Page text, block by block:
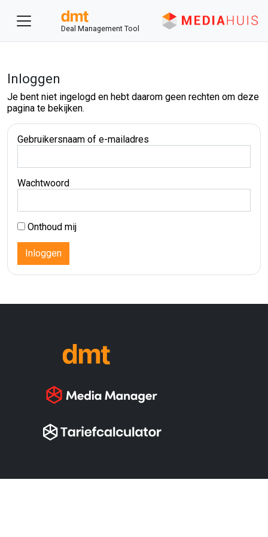
Deal Management Tool
Inloggen
Je bent niet ingelogd en hebt daarom geen rechten om deze
pagina te bekijken.
Gebruikersnaam of e-mailadres
Wachtwoord
Onthoud mij